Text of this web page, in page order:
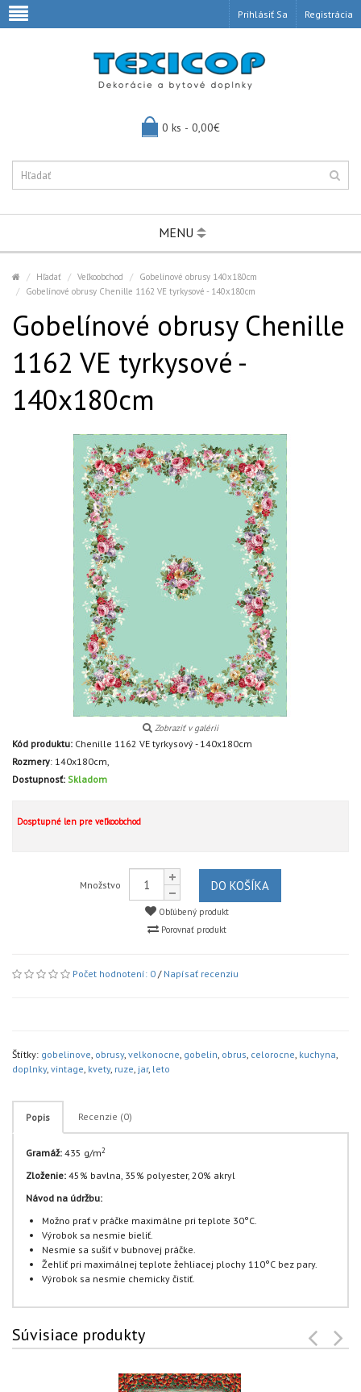
Prihlásiť Sa Registrácia
0 ks - 0,00€
MENU
Hľadať Veľkoobchod
Gobelínové obrusy 140x180cm
Gobelínové obrusy Chenille 1162 VE tyrkysové - 140x180cm
Gobelínové obrusy Chenille
1162 VE tyrkysové -
140x180cm
Zobraziť v galérii
Kód produktu: Chenille 1162 VE tyrkysový - 140x180cm
Rozmery: 140x180cm,
Dostupnosť: Skladom
Dosptupné len pre veľkoobchod
Množstvo DO KOŠÍKA
Obľúbený produkt
Porovnať produkt
Počet hodnotení: 0 / Napísať recenziu
Štítky: gobelinove, obrusy, velkonocne, gobelin, obrus, celorocne, kuchyna,
doplnky, vintage, kvety, ruze, jar, leto
Popis Recenzie (0)
Gramáž: 435 g/m2
Zloženie: 45% bavlna, 35% polyester, 20% akryl
Návod na údržbu:
Možno prať v práčke maximálne pri teplote 30°C.
Výrobok sa nesmie bieliť.
Nesmie sa sušiť v bubnovej práčke.
Žehliť pri maximálnej teplote žehliacej plochy 110°C bez pary.
Výrobok sa nesmie chemicky čistiť.
Súvisiace produkty